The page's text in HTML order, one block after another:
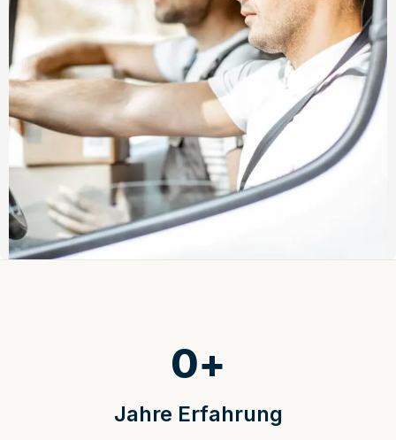
Jahre Erfahrung
0+